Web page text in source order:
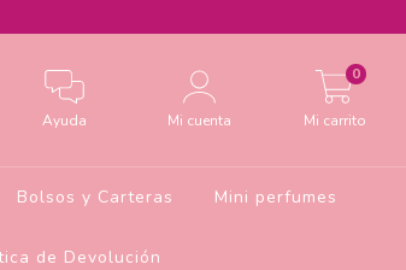
Ayuda Mi cuenta Mi carrito
0
Bolsos y Carteras Mini perfumes
de Devolución